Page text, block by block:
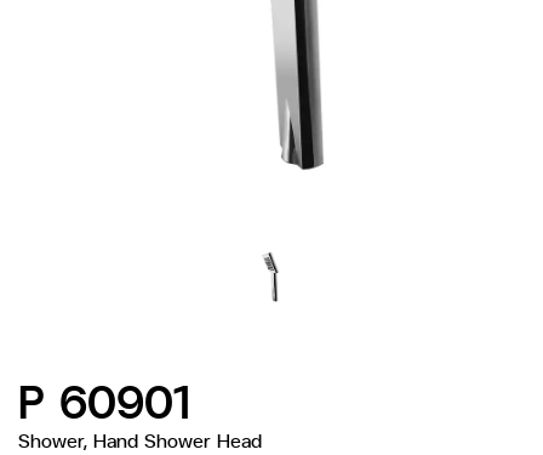
P 60901
Shower, Hand Shower Head